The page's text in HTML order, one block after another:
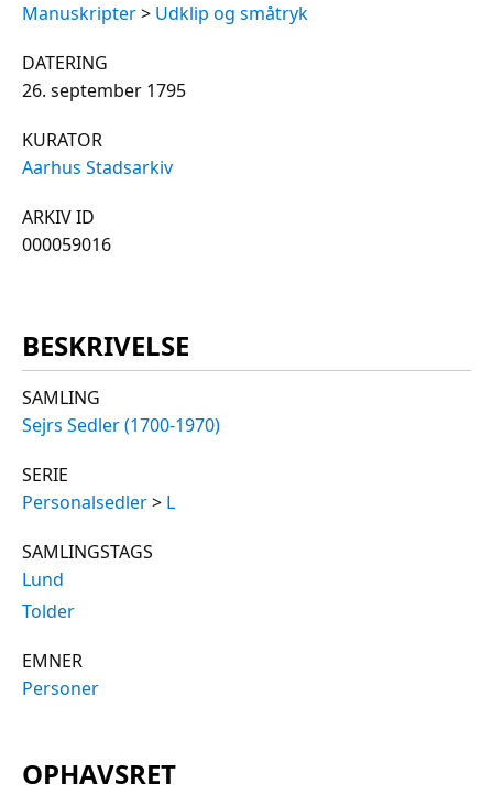
Manuskripter> Udklip og småtryk
DATERING
26. september 1795
KURATOR
Aarhus Stadsarkiv
ARKIV ID
000059016
BESKRIVELSE
SAMLING
Sejrs Sedler (1700-1970)
SERIE
Personalsedler> L
SAMLINGSTAGS
Lund
Tolder
EMNER
Personer
OPHAVSRET